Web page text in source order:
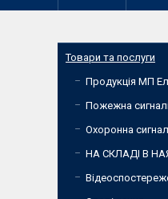
Товари та послуги
Продукція МП
Пожежна
Охоронна
НА СКЛАДІ В